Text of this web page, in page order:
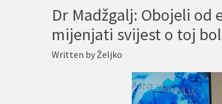
Dr Madžgalj: Obojeli
mijenjati svijest o toj
Written byŽeljko